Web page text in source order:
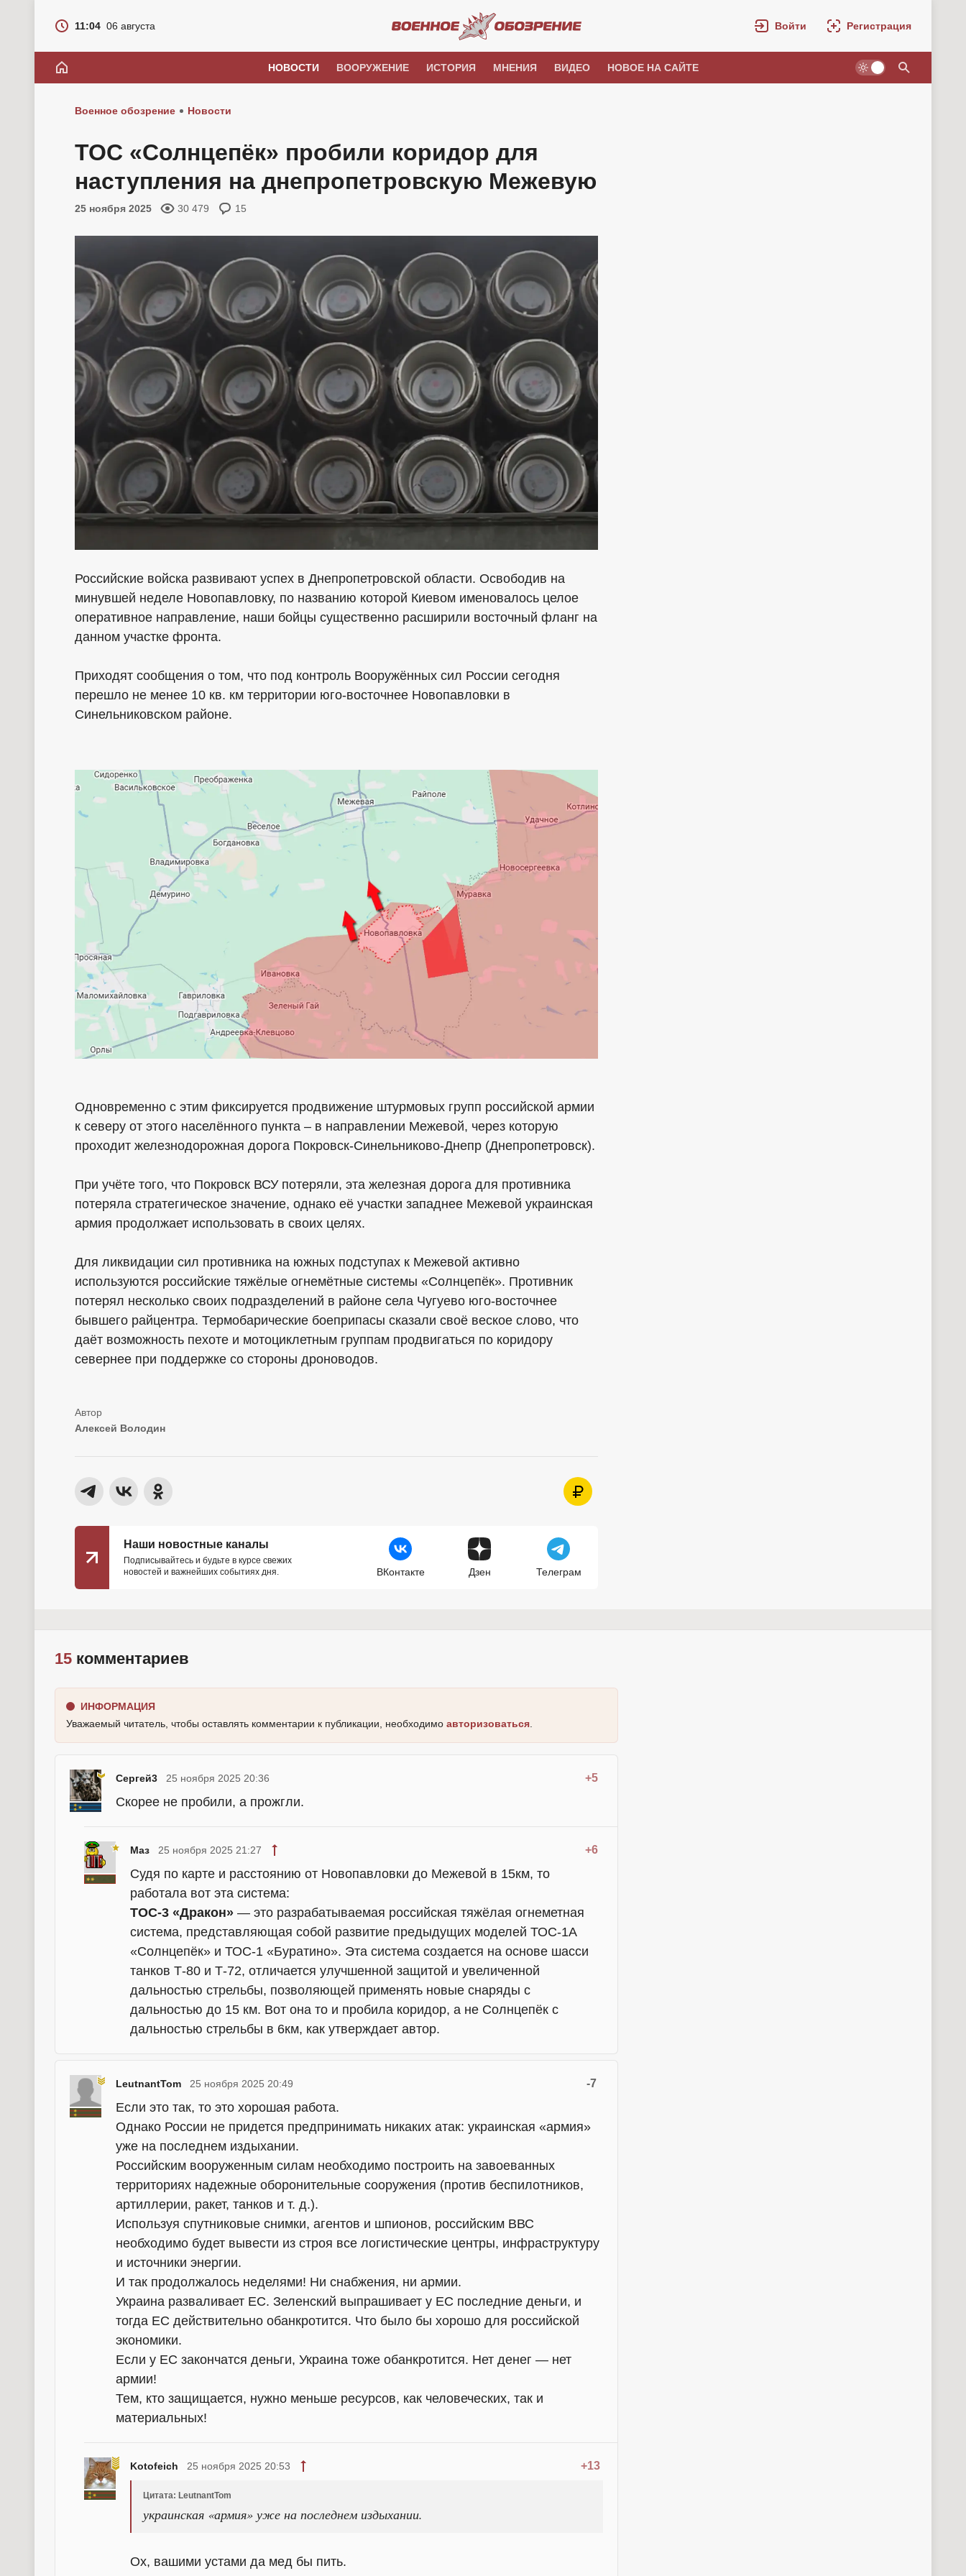
11:04 06 августа Войти Регистрация
НОВОСТИ ВООРУЖЕНИЕ ИСТОРИЯ МНЕНИЯ ВИДЕО НОВОЕ НА САЙТЕ
Военное обозрение Новости
ТОС «Солнцепёк» пробили коридор для
наступления на днепропетровскую Межевую
25 ноября 2025 30 479 15
Российские войска развивают успех в Днепропетровской области. Освободив на
минувшей неделе Новопавловку, по названию которой Киевом именовалось целое
оперативное направление, наши бойцы существенно расширили восточный фланг на
данном участке фронта.
Приходят сообщения о том, что под контроль Вооружённых сил России сегодня
перешло не менее 10 кв. км территории юго-восточнее Новопавловки в
Синельниковском районе.
Одновременно с этим фиксируется продвижение штурмовых групп российской армии
к северу от этого населённого пункта – в направлении Межевой, через которую
проходит железнодорожная дорога Покровск-Синельниково-Днепр (Днепропетровск).
При учёте того, что Покровск ВСУ потеряли, эта железная дорога для противника
потеряла стратегическое значение, однако её участки западнее Межевой украинская
армия продолжает использовать в своих целях.
Для ликвидации сил противника на южных подступах к Межевой активно
используются российские тяжёлые огнемётные системы «Солнцепёк». Противник
потерял несколько своих подразделений в районе села Чугуево юго-восточнее
бывшего райцентра. Термобарические боеприпасы сказали своё веское слово, что
даёт возможность пехоте и мотоциклетным группам продвигаться по коридору
севернее при поддержке со стороны дроноводов.
Алексей Володин
Наши новостные каналы
Подписывайтесь и будьте в курсе свежих
новостей и важнейших событиях дня.
ВКонтакте Дзен Телеграм
15 комментариев
ИНФОРМАЦИЯ
Уважаемый читатель, чтобы оставлять комментарии к публикации, необходимо авторизоваться
Сергей3 +5
25 ноября 2025 20:36
Скорее не пробили, а прожгли.
Маз +6
25 ноября 2025 21:27
Судя по карте и расстоянию от Новопавловки до Межевой в 15км, то
работала вот эта система:
ТОС-3 «Дракон» — это разрабатываемая российская тяжёлая огнеметная
система, представляющая собой развитие предыдущих моделей ТОС-1А
«Солнцепёк» и ТОС-1 «Буратино». Эта система создается на основе шасси
танков Т-80 и Т-72, отличается улучшенной защитой и увеличенной
дальностью стрельбы, позволяющей применять новые снаряды с
дальностью до 15 км. Вот она то и пробила коридор, а не Солнцепёк с
дальностью стрельбы в 6км, как утверждает автор.
LeutnantTom -7
25 ноября 2025 20:49
Если это так, то это хорошая работа.
Однако России не придется предпринимать никаких атак: украинская «армия»
уже на последнем издыхании.
Российским вооруженным силам необходимо построить на завоеванных
территориях надежные оборонительные сооружения (против беспилотников,
артиллерии, ракет, танков и т. д.).
Используя спутниковые снимки, агентов и шпионов, российским ВВС
необходимо будет вывести из строя все логистические центры, инфраструктуру
и источники энергии.
И так продолжалось неделями! Ни снабжения, ни армии.
Украина разваливает ЕС. Зеленский выпрашивает у ЕС последние деньги, и
тогда ЕС действительно обанкротится. Что было бы хорошо для российской
экономики.
Если у ЕС закончатся деньги, Украина тоже обанкротится. Нет денег — нет
армии!
Тем, кто защищается, нужно меньше ресурсов, как человеческих, так и
материальных!
Kotofeich +13
25 ноября 2025 20:53
Цитата: LeutnantTom
украинская «армия» уже на последнем издыхании.
Ох, вашими устами да мед бы пить.